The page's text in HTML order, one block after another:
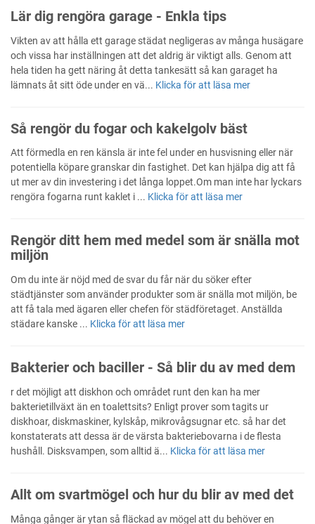
Lär dig rengöra garage - Enkla tips
Vikten av att hålla ett garage städat negligeras av många husägare
och vissa har inställningen att det aldrig är viktigt alls. Genom att
hela tiden ha gett näring åt detta tankesätt så kan garaget ha
lämnats åt sitt öde under en vä... Klicka för att läsa mer
Så rengör du fogar och kakelgolv bäst
Att förmedla en ren känsla är inte fel under en husvisning eller när
potentiella köpare granskar din fastighet. Det kan hjälpa dig att få
ut mer av din investering i det långa loppet.Om man inte har lyckars
rengöra fogarna runt kaklet i ... Klicka för att läsa mer
Rengör ditt hem med medel som är snälla mot
miljön
Om du inte är nöjd med de svar du får när du söker efter
städtjänster som använder produkter som är snälla mot miljön, be
att få tala med ägaren eller chefen för städföretaget. Anställda
städare kanske ... Klicka för att läsa mer
Bakterier och baciller - Så blir du av med dem
r det möjligt att diskhon och området runt den kan ha mer
bakterietillväxt än en toalettsits? Enligt prover som tagits ur
diskhoar, diskmaskiner, kylskåp, mikrovågsugnar etc. så har det
konstaterats att dessa är de värsta bakteriebovarna i de flesta
hushåll. Disksvampen, som alltid ä... Klicka för att läsa mer
Allt om svartmögel och hur du blir av med det
Många gånger är ytan så fläckad av mögel att du behöver en